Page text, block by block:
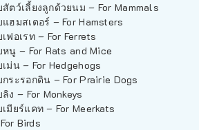
ตว์เลี้ยงลูกด้วยนม – For Mammals
ฮมสเตอร์ – For Hamsters
ฟอเรท – For Ferrets
นู – For Rats and Mice
ม่น – For Hedgehogs
ระรอกดิน – For Prairie Dogs
ง – For Monkeys
มียร์แคท – For Meerkats
Birds